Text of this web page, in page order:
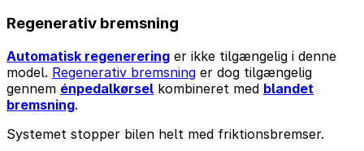
Regenerativ bremsning
Automatisk regenerering er ikke tilgængelig i denne
model. Regenerativ bremsning er dog tilgængelig
gennem énpedalkørsel kombineret med blandet
bremsning.
Systemet stopper bilen helt med friktionsbremser.